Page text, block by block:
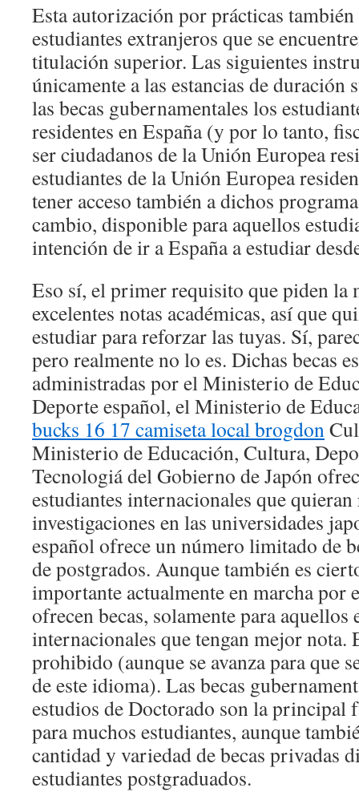
Esta autorización por prácticas
estudiantes extranjeros que se
titulación superior. Las siguientes
únicamente a las estancias de duración
las becas gubernamentales los
residentes en España (y por lo tanto,
ser ciudadanos de la Unión Europea
estudiantes de la Unión Europea
tener acceso también a dichos
cambio, disponible para aquellos
intención de ir a España a estudiar
Eso sí, el primer requisito que piden la
excelentes notas académicas, así que
estudiar para reforzar las tuyas. Sí,
pero realmente no lo es. Dichas becas
administradas por el Ministerio de
Deporte español, el Ministerio de
bucks 16 17 camiseta local brogdon
Ministerio de Educación, Cultura,
Tecnologiá del Gobierno de Japón
estudiantes internacionales que
investigaciones en las universidades
español ofrece un número limitado de
de postgrados. Aunque también es
importante actualmente en marcha por
ofrecen becas, solamente para aquellos
internacionales que tengan mejor nota.
prohibido (aunque se avanza para que
de este idioma). Las becas
estudios de Doctorado son la principal
para muchos estudiantes, aunque
cantidad y variedad de becas privadas
estudiantes postgraduados.